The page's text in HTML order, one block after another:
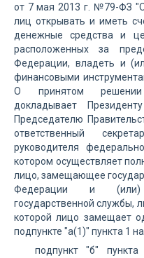
от 7 мая 2013 г. №79-ФЗ
лиц открывать и иметь
денежные средства и
расположенных за
Федерации, владеть и
финансовыми
О принятом решении
докладывает
Председателю
ответственный
руководителя
котором осуществляет
лицо, замещающее
Федерации и (или)
государственной службы,
которой лицо замещает
подпункте "а(1)" пункта 1
подпункт "б"